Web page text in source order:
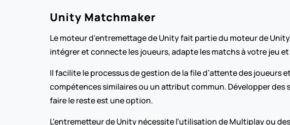
Unity Matchmaker
Le moteur d'entremettage de Unity fait partie du moteur de
intégrer et connecte les joueurs, adapte les matchs à votre jeu
Il facilite le processus de gestion de la file d’attente des joueurs
compétences similaires ou un attribut commun. Développer
faire le reste est une option.
L'entremetteur de Unity nécessite l’utilisation de Multiplay ou